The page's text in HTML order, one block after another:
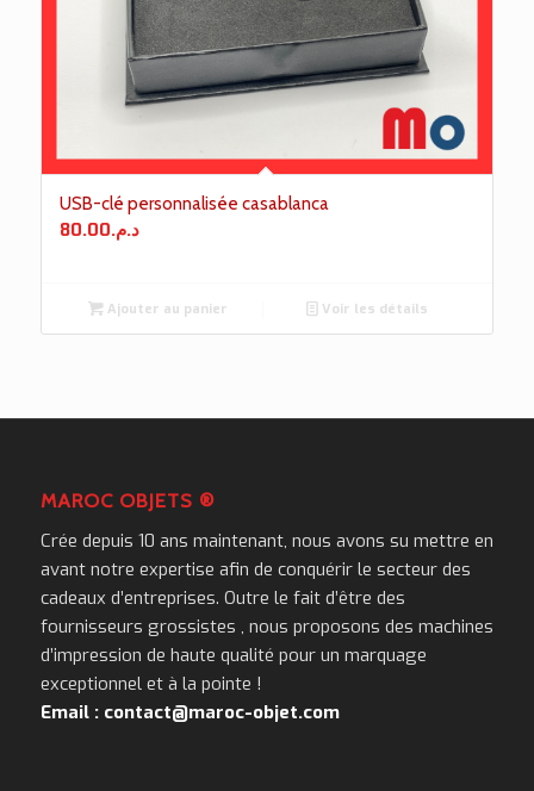
USB-clé personnalisée casablanca
د.م.80.00
Ajouter au panier Voir les détails
MAROC OBJETS ®
Crée depuis 10 ans maintenant, nous avons su mettre en
avant notre expertise afin de conquérir le secteur des
cadeaux d’entreprises. Outre le fait d’être des
fournisseurs grossistes , nous proposons des machines
d’impression de haute qualité pour un marquage
exceptionnel et à la pointe !
Email : contact@maroc-objet.com